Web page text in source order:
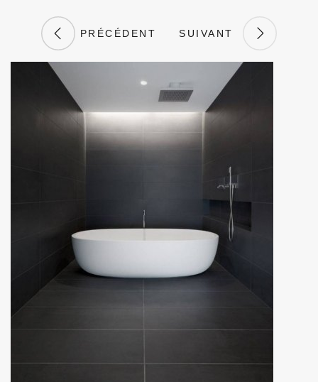
PRÉCÉDENT SUIVANT